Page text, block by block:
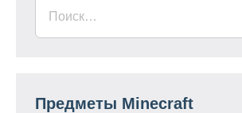
Предметы Minecraft